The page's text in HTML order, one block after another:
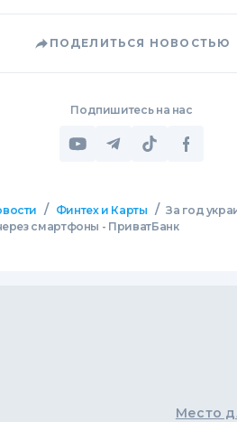
ПОДЕЛИТЬСЯ НОВОСТЬЮ
Подпишитесь на нас
/ Финтех и Карты / За год
смартфоны - ПриватБанк
Место